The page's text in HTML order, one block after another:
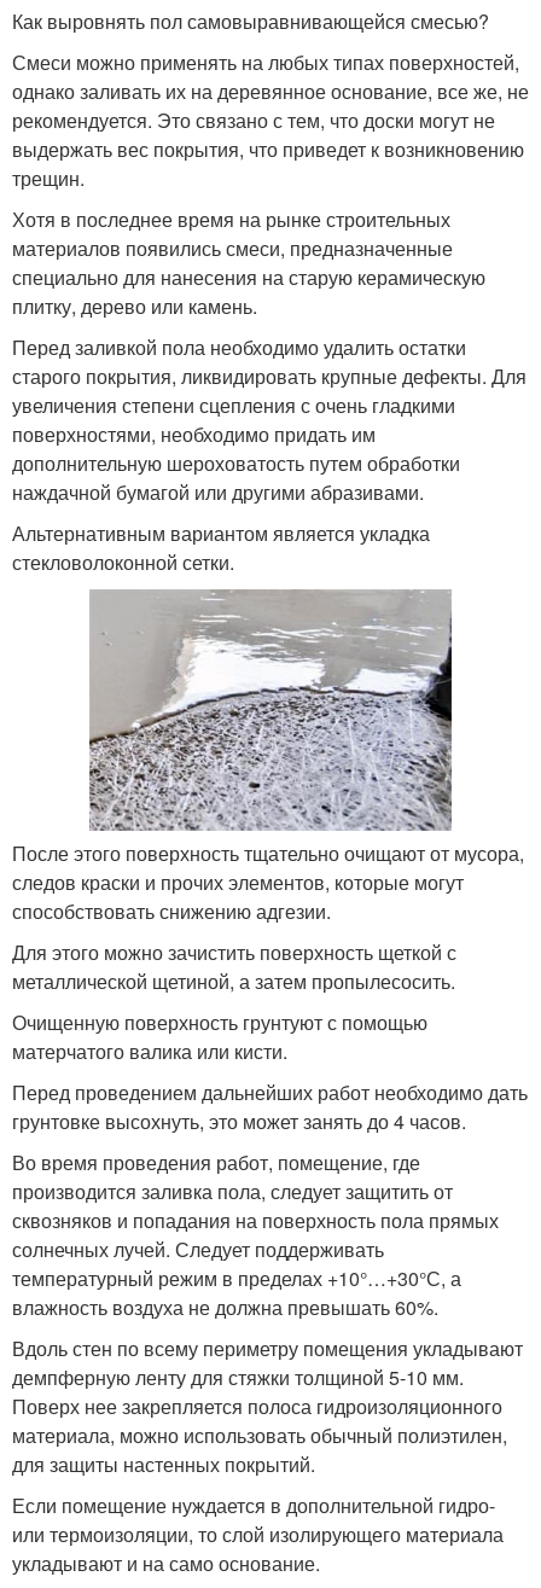
Как выровнять пол самовыравнивающейся смесью?
Смеси можно применять на любых типах поверхностей,
однако заливать их на деревянное основание, все же, не
рекомендуется. Это связано с тем, что доски могут не
выдержать вес покрытия, что приведет к возникновению
трещин.
Хотя в последнее время на рынке строительных
материалов появились смеси, предназначенные
специально для нанесения на старую керамическую
плитку, дерево или камень.
Перед заливкой пола необходимо удалить остатки
старого покрытия, ликвидировать крупные дефекты. Для
увеличения степени сцепления с очень гладкими
поверхностями, необходимо придать им
дополнительную шероховатость путем обработки
наждачной бумагой или другими абразивами.
Альтернативным вариантом является укладка
стекловолоконной сетки.
После этого поверхность тщательно очищают от мусора,
следов краски и прочих элементов, которые могут
способствовать снижению адгезии.
Для этого можно зачистить поверхность щеткой с
металлической щетиной, а затем пропылесосить.
Очищенную поверхность грунтуют с помощью
матерчатого валика или кисти.
Перед проведением дальнейших работ необходимо дать
грунтовке высохнуть, это может занять до 4 часов.
Во время проведения работ, помещение, где
производится заливка пола, следует защитить от
сквозняков и попадания на поверхность пола прямых
солнечных лучей. Следует поддерживать
температурный режим в пределах +10°…+30°С, а
влажность воздуха не должна превышать 60%.
Вдоль стен по всему периметру помещения укладывают
демпферную ленту для стяжки толщиной 5-10 мм.
Поверх нее закрепляется полоса гидроизоляционного
материала, можно использовать обычный полиэтилен,
для защиты настенных покрытий.
Если помещение нуждается в дополнительной гидро-
или термоизоляции, то слой изолирующего материала
укладывают и на само основание.